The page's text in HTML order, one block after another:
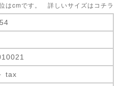
はcmです。 詳しいサイズは コチラ
tax